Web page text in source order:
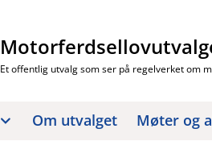
Et offentlig utvalg som ser på regelverket om
Om utvalget Møter og